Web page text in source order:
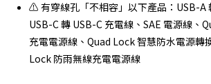
⚠ 有穿線孔「不相容」以下產品：USB-A
USB-C 轉 USB-C 充電線、SAE 電源線、
充電電源線、Quad Lock 智慧防水電源轉
Lock 防雨無線充電電源線